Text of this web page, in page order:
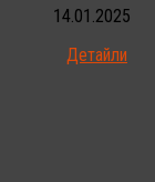
14.01.2025
Детайли